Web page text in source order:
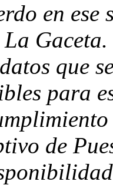
en ese
Gaceta.
que
para
de